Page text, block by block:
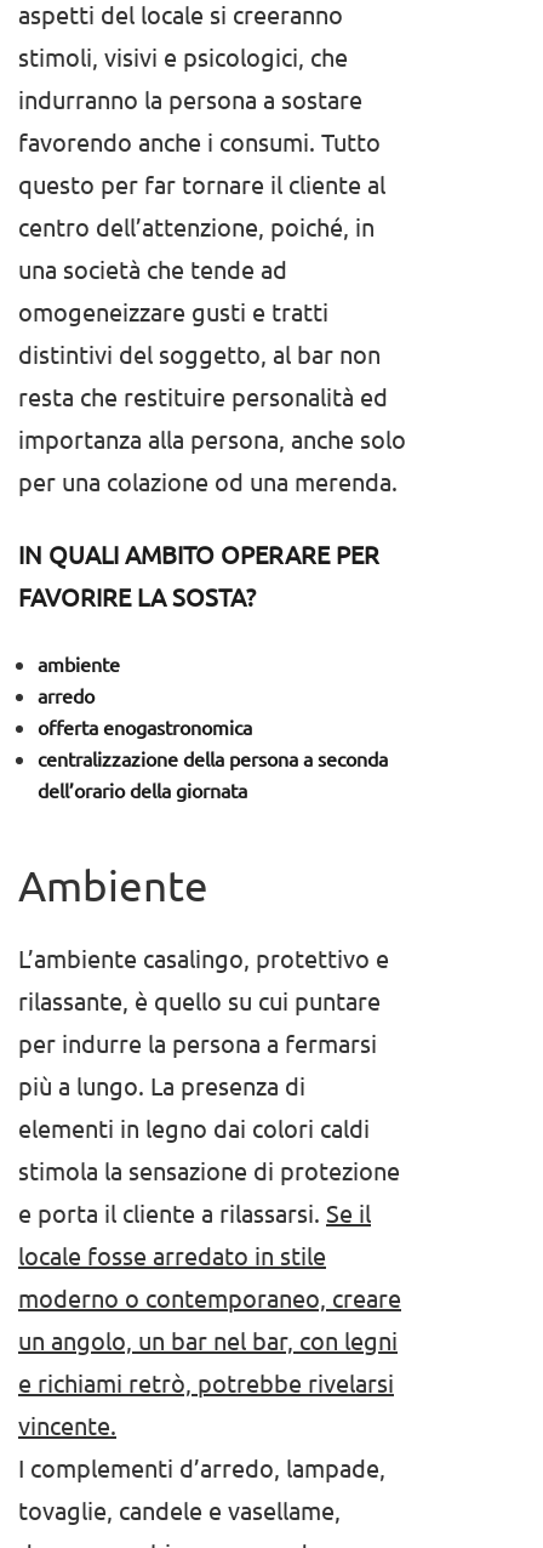
aspetti del locale si creeranno
stimoli, visivi e psicologici, che
indurranno la persona a sostare
favorendo anche i consumi. Tutto
questo per far tornare il cliente al
centro dell’attenzione, poiché, in
una società che tende ad
omogeneizzare gusti e tratti
distintivi del soggetto, al bar non
resta che restituire personalità ed
importanza alla persona, anche solo
per una colazione od una merenda.
IN QUALI AMBITO OPERARE PER
FAVORIRE LA SOSTA?
ambiente
arredo
offerta enogastronomica
centralizzazione della persona a seconda
dell’orario della giornata
Ambiente
L’ambiente casalingo, protettivo e
rilassante, è quello su cui puntare
per indurre la persona a fermarsi
più a lungo. La presenza di
elementi in legno dai colori caldi
stimola la sensazione di protezione
e porta il cliente a rilassarsi. Se il
locale fosse arredato in stile
moderno o contemporaneo, creare
un angolo, un bar nel bar, con legni
e richiami retrò, potrebbe rivelarsi
vincente.
I complementi d’arredo, lampade,
tovaglie, candele e vasellame,